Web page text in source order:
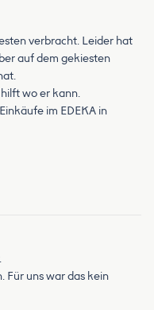
verbracht. Leider hat
auf dem gekiesten
wo er kann.
im EDEKA in
Für uns war das kein